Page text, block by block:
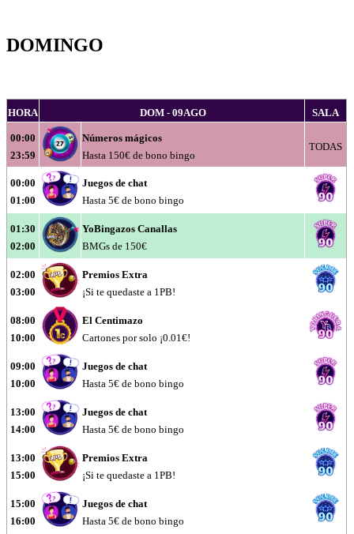
DOMINGO
HORA DOM - 09AGO SALA
00:00
23:59
Números mágicos
Hasta 150€ de bono bingo
TODAS
00:00
01:00
Juegos de chat
Hasta 5€ de bono bingo
01:30
02:00
YoBingazos Canallas
BMGs de 150€
02:00
03:00
Premios Extra
¡Si te quedaste a 1PB!
08:00
10:00
El Centimazo
Cartones por solo ¡0.01€!
09:00
10:00
Juegos de chat
Hasta 5€ de bono bingo
13:00
14:00
Juegos de chat
Hasta 5€ de bono bingo
13:00
15:00
Premios Extra
¡Si te quedaste a 1PB!
15:00
16:00
Juegos de chat
Hasta 5€ de bono bingo